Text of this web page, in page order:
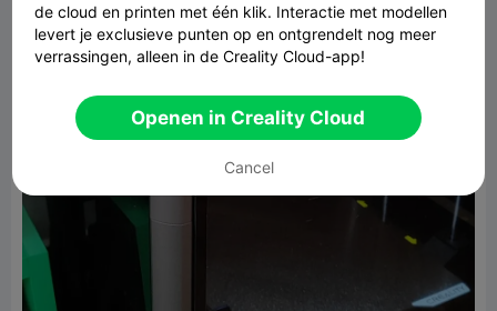
de cloud en printen met één klik. Interactie met modellen
levert je exclusieve punten op en ontgrendelt nog meer
verrassingen, alleen in de Creality Cloud-app!
Openen in Creality Cloud
Cancel